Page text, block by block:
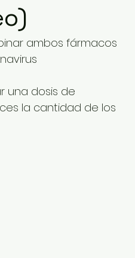
ambos fármacos
una dosis de
la cantidad de los